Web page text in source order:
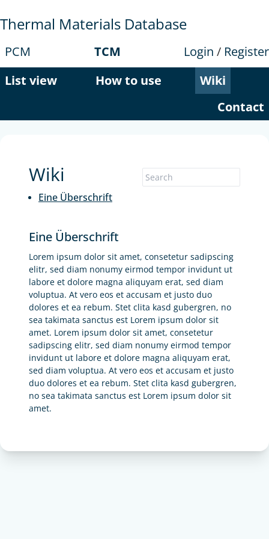
Thermal Materials Database
PCM TCM Login / Register
List view
How to use
Wiki
Contact
Wiki
Eine Überschrift
Eine Überschrift
Lorem ipsum dolor sit amet, consetetur sadipscing
elitr, sed diam nonumy eirmod tempor invidunt ut
labore et dolore magna aliquyam erat, sed diam
voluptua. At vero eos et accusam et justo duo
dolores et ea rebum. Stet clita kasd gubergren, no
sea takimata sanctus est Lorem ipsum dolor sit
amet. Lorem ipsum dolor sit amet, consetetur
sadipscing elitr, sed diam nonumy eirmod tempor
invidunt ut labore et dolore magna aliquyam erat,
sed diam voluptua. At vero eos et accusam et justo
duo dolores et ea rebum. Stet clita kasd gubergren,
no sea takimata sanctus est Lorem ipsum dolor sit
amet.